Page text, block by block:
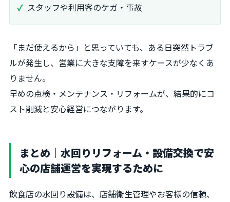
スタッフや利用客のケガ・事故
「まだ使えるから」と思っていても、ある日突然トラブ
ルが発生し、営業に大きな支障を来すケースが少なくあ
りません。
早めの点検・メンテナンス・リフォームが、結果的にコ
スト削減と安心経営につながります。
まとめ｜水回りリフォーム・設備交換で安
心の店舗運営を実現するために
飲食店の水回り設備は、店舗衛生管理やお客様の信頼、